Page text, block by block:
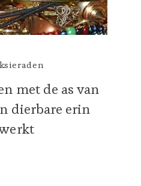
met de as van
dierbare erin